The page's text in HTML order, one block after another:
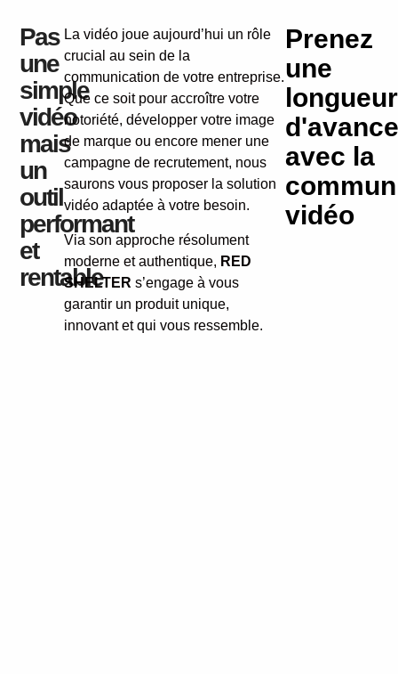
Pas
une
simple
vidéo
mais
un
outil
performant
et
rentable
La vidéo joue aujourd’hui un rôle
crucial au sein de la
communication de votre entreprise.
Que ce soit pour accroître votre
notoriété, développer votre image
de marque ou encore mener une
campagne de recrutement, nous
saurons vous proposer la solution
vidéo adaptée à votre besoin.
Via son approche résolument
moderne et authentique, RED
SHELTER s’engage à vous
garantir un produit unique,
innovant et qui vous ressemble.
Prenez
une
longueur
d'avance
avec la
vidéo